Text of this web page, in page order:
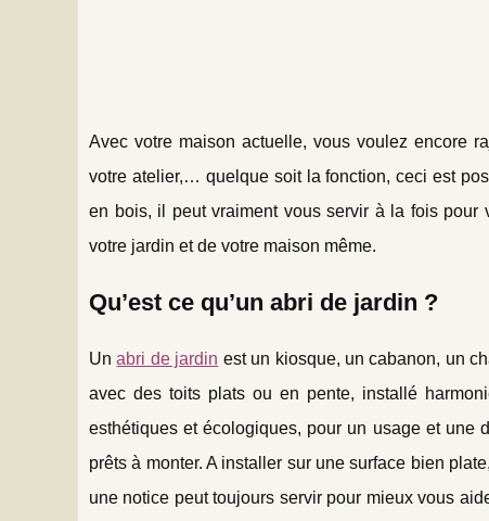
Avec votre maison actuelle, vous voulez encore
votre atelier,… quelque soit la fonction, ceci est
en bois, il peut vraiment vous servir à la fois pour
votre jardin et de votre maison même.
Qu’est ce qu’un abri de jardin ?
Unabri de jardin est un kiosque, un cabanon, un
avec des toits plats ou en pente, installé
esthétiques et écologiques, pour un usage et une
prêts à monter. A installer sur une surface bien
une notice peut toujours servir pour mieux vous